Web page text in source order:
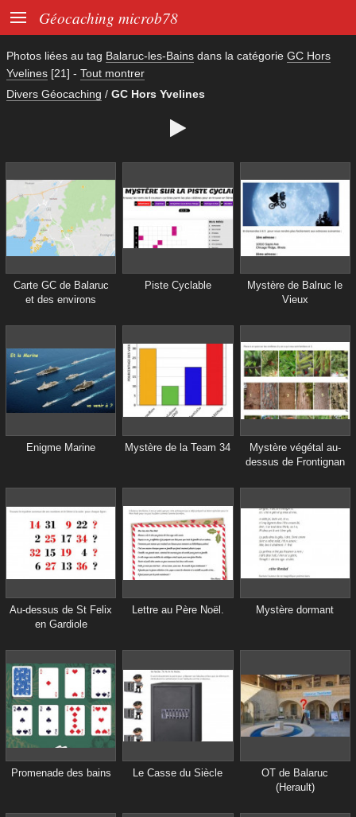
 Géocaching microb78
Photos liées au tag Balaruc-les-Bains dans la catégorie GC Hors
Yvelines [21] - Tout montrer
Divers Géocaching / GC Hors Yvelines

Carte GC de Balaruc
et des environs
Piste Cyclable
Mystère de Balruc le
Vieux
Enigme Marine Mystère de la Team 34
Mystère végétal au-
dessus de Frontignan
Au-dessus de St Felix
en Gardiole
Lettre au Père Noël. Mystère dormant
Promenade des bains Le Casse du Siècle
OT de Balaruc
(Herault)